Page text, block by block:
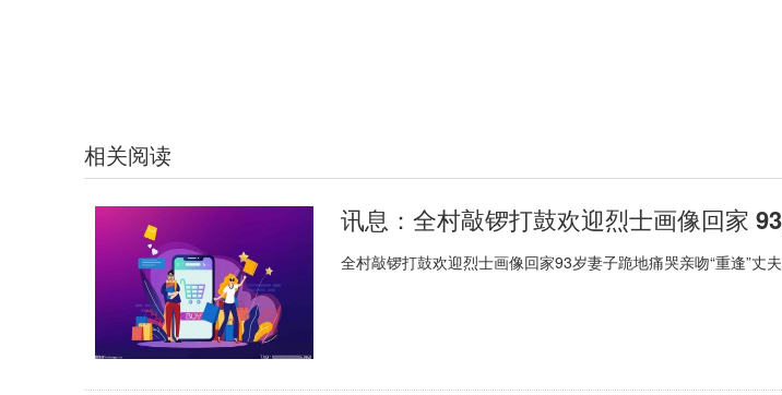
相关阅读
全村敲锣打鼓欢迎烈士画像回家93岁妻子跪地痛哭亲吻“重逢”丈夫